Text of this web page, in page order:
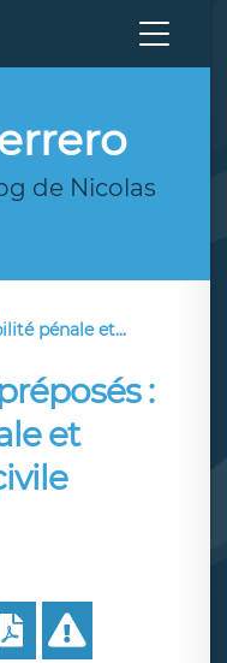
de Nicolas
pénale et...
:
et